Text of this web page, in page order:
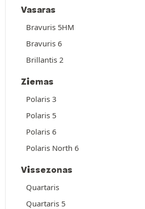
Vasaras
Bravuris 5HM
Bravuris 6
Brillantis 2
Ziemas
Polaris 3
Polaris 5
Polaris 6
Polaris North 6
Vissezonas
Quartaris
Quartaris 5